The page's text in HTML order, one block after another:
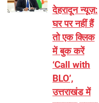
देहरादून न्यूज़:
घर पर नहीं हैं
तो एक क्लिक
में बुक करें
‘Call with
BLO’,
उत्तराखंड में